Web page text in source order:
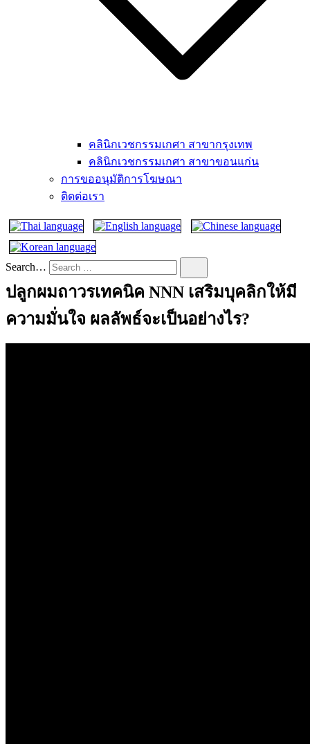
คลินิกเวชกรรมเกศา สาขากรุงเทพ
คลินิกเวชกรรมเกศา สาขาขอนแก่น
การขออนุมัติการโฆษณา
ติดต่อเรา
Search…
ปลูกผมถาวรเทคนิค NNN เสริมบุคลิกให้มี
ความมั่นใจ ผลลัพธ์จะเป็นอย่างไร?